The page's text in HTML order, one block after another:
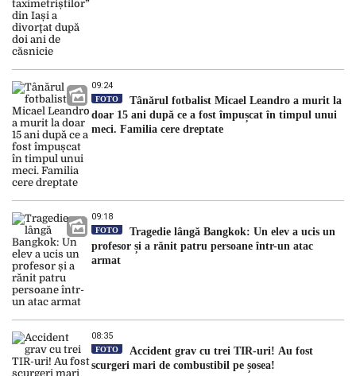
09:24
FOTO
Tânărul fotbalist Micael Leandro a murit la
doar 15 ani după ce a fost împușcat în timpul unui
meci. Familia cere dreptate
09:18
FOTO
Tragedie lângă Bangkok: Un elev a ucis un
profesor și a rănit patru persoane într-un atac
armat
08:35
FOTO
Accident grav cu trei TIR-uri! Au fost
scurgeri mari de combustibil pe șosea!